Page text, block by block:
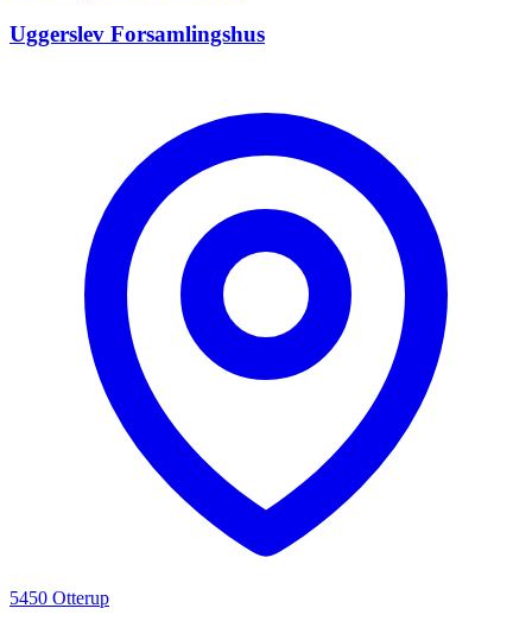
Uggerslev Forsamlingshus
5450 Otterup